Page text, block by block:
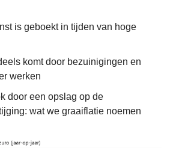
is geboekt in tijden van hoge
komt door bezuinigingen en
werken
door een opslag op de
wat we graaiflatie noemen